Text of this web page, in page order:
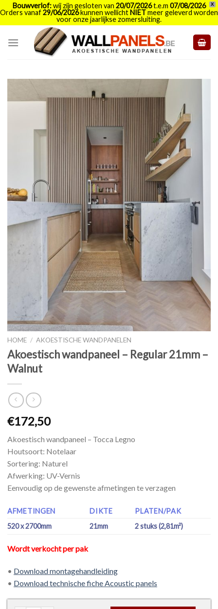
X
Bouwverlof:wij zijn gesloten van 20/07/2026t.e.m 07/08/2026
Orders vanaf29/06/2026kunnen wellichtNIETmeer geleverd worden
voor onze jaarlijkse zomersluiting.
HOME / AKOESTISCHE WANDPANELEN
Akoestisch wandpaneel – Regular 21mm –
Walnut
€172,50
Akoestisch wandpaneel – Tocca Legno
Houtsoort: Notelaar
Sortering: Naturel
Afwerking: UV-Vernis
Eenvoudig op de gewenste afmetingen te verzagen
AFMETINGEN DIKTE
PLATEN/PAK
520 x 2700mm
21mm 2 stuks (2,81m²)
Wordt verkocht per pak
• Download montagehandleiding
• Download technische fiche Acoustic panels